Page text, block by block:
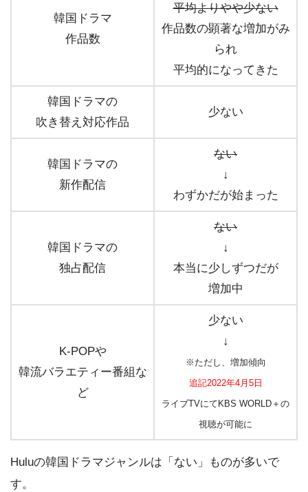
韓国ドラマ
作品数
平均よりやや少ない
作品数の顕著な増加がみ
られ
平均的になってきた
韓国ドラマの
吹き替え対応作品
少ない
韓国ドラマの
新作配信
ない
↓
わずかだが始まった
韓国ドラマの
独占配信
ない
↓
本当に少しずつだが
増加中
K-POPや
韓流バラエティー番組な
ど
少ない
↓
※ただし、増加傾向
追記2022年4月5日
ライブTVにてKBS WORLD＋の
視聴が可能に
Huluの韓国ドラマジャンルは「ない」ものが多いで
す。